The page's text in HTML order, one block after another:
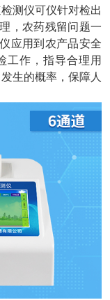
测仪可仪针对检出
，农药残留问题一
应用到农产品安全
工作，指导合理用
生的概率，保障人